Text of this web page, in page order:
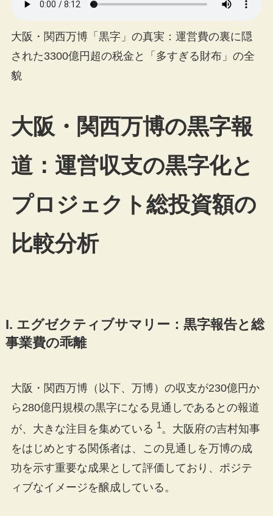
大阪・関西万博「黒字」の真実：運営費の裏に隠
された3300億円超の税金と「多すぎる財布」の全
貌
大阪・関西万博の黒字報
道：運営収支の黒字化と
プロジェクト総投資額の
比較分析
I. エグゼクティブサマリー：黒字報告と総
事業費の乖離
大阪・関西万博（以下、万博）の収支が230億円か
ら280億円規模の黒字になる見通しであるとの報道
が、大きな注目を集めている 1。大阪府の吉村知事
をはじめとする関係者は、この見通しを万博の成
功を示す重要な成果として評価しており、ポジテ
ィブなイメージを醸成している。